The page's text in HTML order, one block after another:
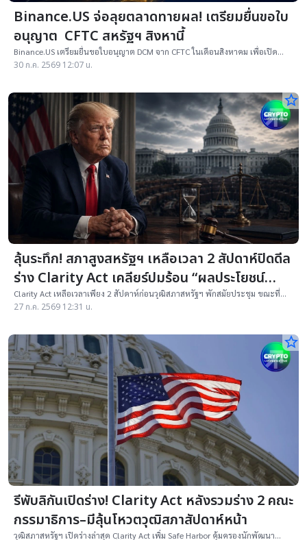
Binance.US จ่อลุยตลาดทายผล! เตรียมยื่นขอใบ
อนุญาต CFTC สหรัฐฯ สิงหานี้
Binance.US เตรียมยื่นขอใบอนุญาต DCM จาก CFTC ในเดือนสิงหาคม เพื่อเปิด
แพลตฟอร์มตลาดคาดการณ์และแข่งกับ Kalshi และ Polymarket US
30 ก.ค. 2569 12:07 น.
star_border
ลุ้นระทึก! สภาสูงสหรัฐฯ เหลือเวลา 2 สัปดาห์ปิดดีล
ร่าง Clarity Act เคลียร์ปมร้อน “ผลประโยชน์
ทรัมป์” ก่อนพักสมัยประชุม
Clarity Act เหลือเวลาเพียง 2 สัปดาห์ก่อนวุฒิสภาสหรัฐฯ พักสมัยประชุม ขณะที่
สองพรรคยังต้องปิดดีลข้อกำหนดด้านจริยธรรมก่อนเริ่มกระบวนการลงมติ
27 ก.ค. 2569 12:31 น.
star_border
รีพับลิกันเปิดร่าง! Clarity Act หลังรวมร่าง 2 คณะ
กรรมาธิการ–มีลุ้นโหวตวุฒิสภาสัปดาห์หน้า
วุฒิสภาสหรัฐฯ เปิดร่างล่าสุด Clarity Act เพิ่ม Safe Harbor คุ้มครองนักพัฒนา